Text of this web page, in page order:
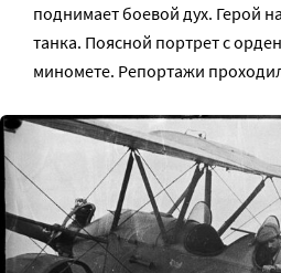
поднимает боевой дух. Герой
танка. Поясной портрет с
миномете. Репортажи